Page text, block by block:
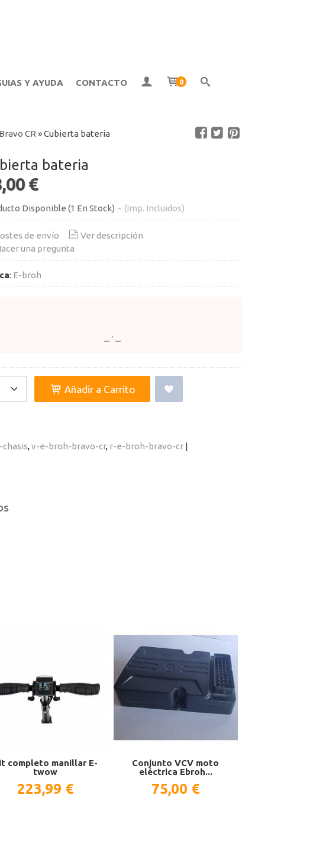
Y AYUDA CONTACTO 0
CR »Cubierta bateria
bateria
€
Disponible (1 En Stock) - (Imp. Incluidos)
de envío
Ver descripción
una pregunta
: E-broh
Añadir a Carrito
v-e-broh-bravo-cr r-e-broh-bravo-cr |
completo manillar E-
twow
223,99 €
Conjunto VCV moto
eléctrica Ebroh...
75,00 €